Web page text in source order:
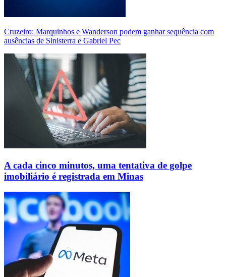
Cruzeiro: Marquinhos e Wanderson podem ganhar sequência com
ausências de Sinisterra e Gabriel Pec
A cada cinco minutos, uma tentativa de golpe
imobiliário é registrada em Minas